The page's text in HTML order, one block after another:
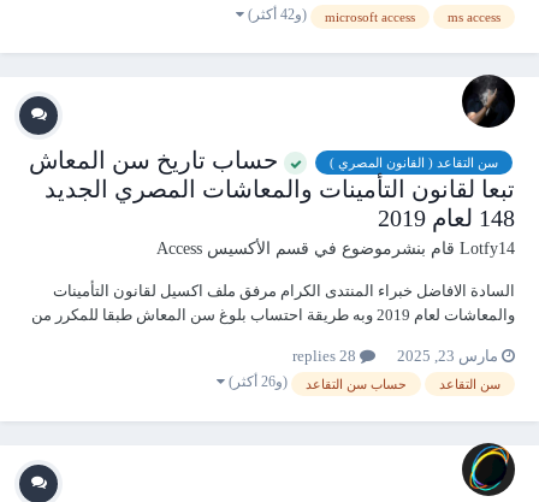
شامل فيما يلي...
ms access
microsoft access (و42 أكثر)
سن التقاعد ( القانون المصري )
حساب تاريخ سن المعاش
تبعا لقانون التأمينات والمعاشات المصري الجديد
148 لعام 2019
Lotfy14 قام بنشرموضوع في قسم الأكسيس Access
السادة الافاضل خبراء المنتدى الكرام مرفق ملف اكسيل لقانون التأمينات
والمعاشات لعام 2019 وبه طريقة احتساب بلوغ سن المعاش طبقا للمكرر من
سنين معينة وليست على الــ 60 عام كما يوجد بالملف الاكسيل ان يتم ابلغى
خ...
مارس 23, 2025
سن التقاعد حساب سن التقاعد (و26 أكثر)